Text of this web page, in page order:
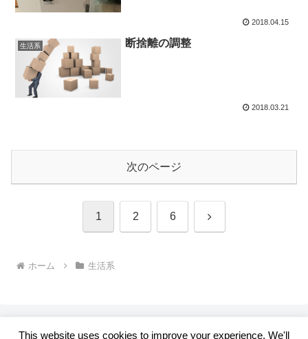
2018.04.15
生活系 断捨離の調整
2018.03.21
次のページ
1 2 6 次
ホーム 生活系
This website uses cookies to improve your experience. We'll